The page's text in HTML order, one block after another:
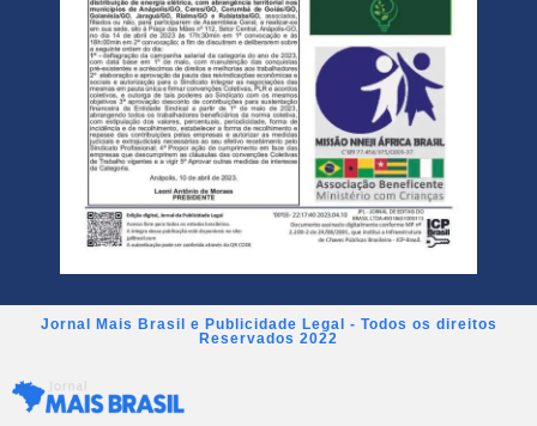
Jornal Mais Brasil e Publicidade Legal - Todos os direitos
Reservados 2022